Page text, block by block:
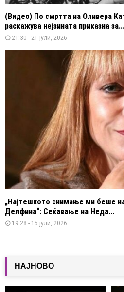
(Видео) По смртта на Оливера
раскажува нејзината приказна за...
21:30 - 21 јули, 2026
„Најтешкото снимање ми беше
Делфина“: Сеќавање на Неда...
19:28 - 15 јули, 2026
НАЈНОВО